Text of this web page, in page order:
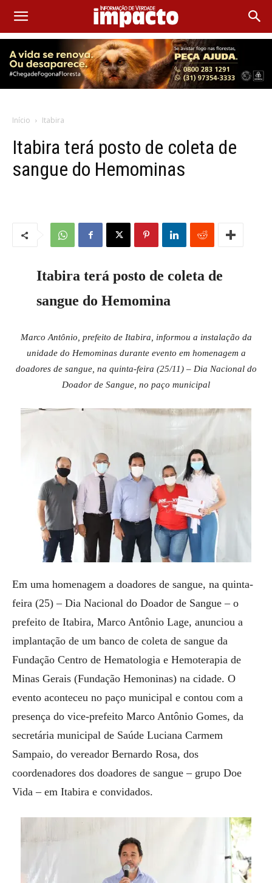
Início Itabira
Itabira terá posto de coleta de
sangue do Hemominas
Itabira terá posto de coleta de
sangue do Hemomina
Marco Antônio, prefeito de Itabira, informou a instalação da
unidade do Hemominas durante evento em homenagem a
doadores de sangue, na quinta-feira (25/11) – Dia Nacional do
Doador de Sangue, no paço municipal
Em uma homenagem a doadores de sangue, na quinta-
feira (25) – Dia Nacional do Doador de Sangue – o
prefeito de Itabira, Marco Antônio Lage, anunciou a
implantação de um banco de coleta de sangue da
Fundação Centro de Hematologia e Hemoterapia de
Minas Gerais (Fundação Hemoninas) na cidade. O
evento aconteceu no paço municipal e contou com a
presença do vice-prefeito Marco Antônio Gomes, da
secretária municipal de Saúde Luciana Carmem
Sampaio, do vereador Bernardo Rosa, dos
coordenadores dos doadores de sangue – grupo Doe
Vida – em Itabira e convidados.